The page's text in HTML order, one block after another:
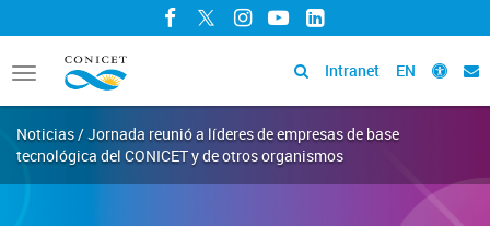
Facebook
TwitterInstagram
YouTubeLinkedIn
Toggle
navigation
Intranet EN
Noticias / Jornada reunió a líderes de empresas de base
tecnológica del CONICET y de otros organismos